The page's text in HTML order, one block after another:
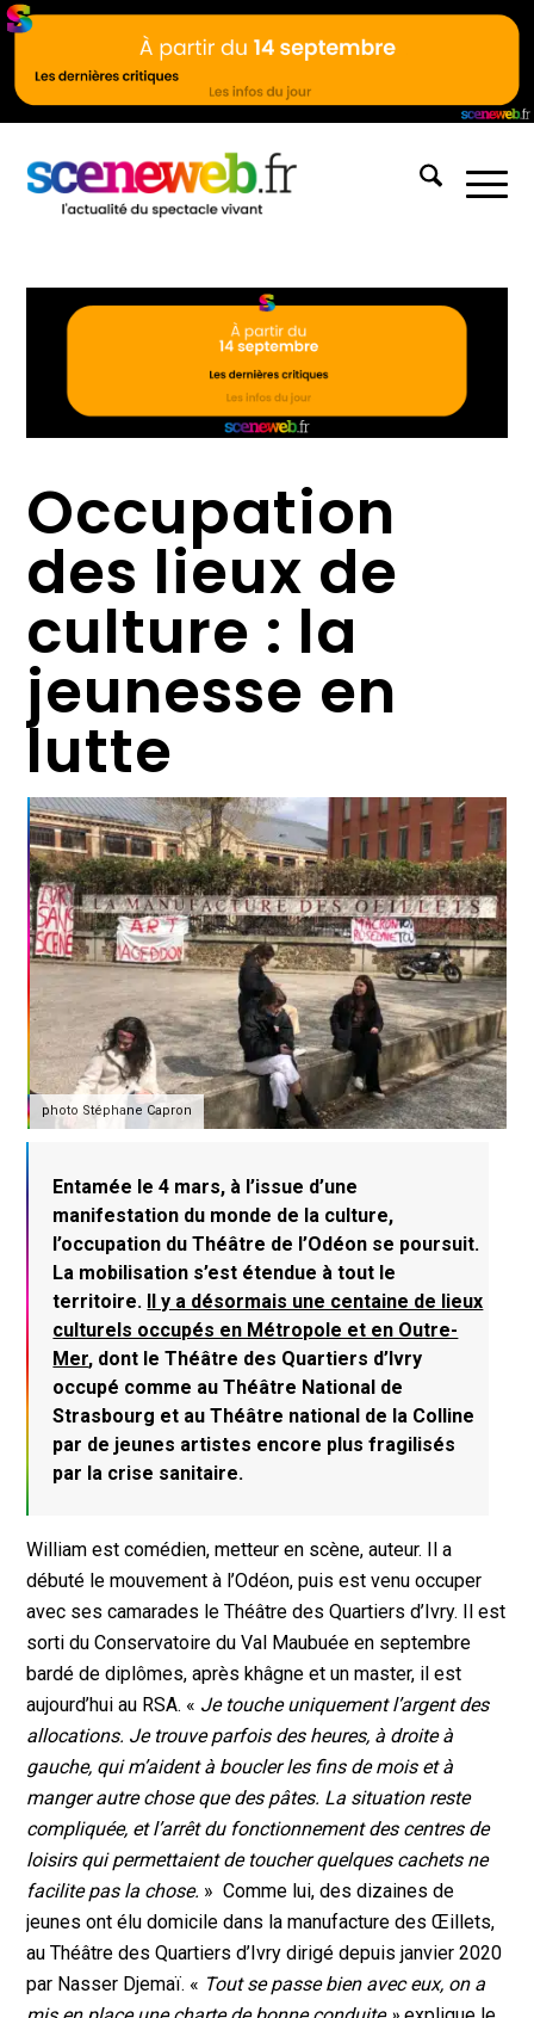
Occupation
des lieux de
culture : la
jeunesse en
lutte
photo Stéphane Capron
Entamée le 4 mars, à l’issue d’une
manifestation du monde de la culture,
l’occupation du Théâtre de l’Odéon se poursuit.
La mobilisation s’est étendue à tout le
territoire. Il y a désormais une centaine de lieux
culturels occupés en Métropole et en Outre-
Mer, dont le Théâtre des Quartiers d’Ivry
occupé comme au Théâtre National de
Strasbourg et au Théâtre national de la Colline
par de jeunes artistes encore plus fragilisés
par la crise sanitaire.
William est comédien, metteur en scène, auteur. Il a
débuté le mouvement à l’Odéon, puis est venu occuper
avec ses camarades le Théâtre des Quartiers d’Ivry. Il est
sorti du Conservatoire du Val Maubuée en septembre
bardé de diplômes, après khâgne et un master, il est
aujourd’hui au RSA. « Je touche uniquement l’argent des
allocations. Je trouve parfois des heures, à droite à
gauche, qui m’aident à boucler les fins de mois et à
manger autre chose que des pâtes. La situation reste
compliquée, et l’arrêt du fonctionnement des centres de
loisirs qui permettaient de toucher quelques cachets ne
facilite pas la chose. » Comme lui, des dizaines de
jeunes ont élu domicile dans la manufacture des Œillets,
au Théâtre des Quartiers d’Ivry dirigé depuis janvier 2020
par Nasser Djemaï. « Tout se passe bien avec eux, on a